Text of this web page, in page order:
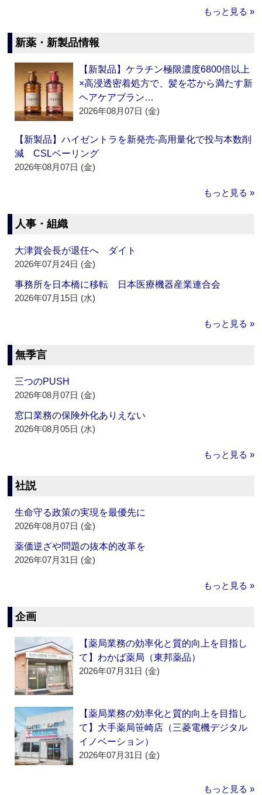
もっと見る »
新薬・新製品情報
【新製品】ケラチン極限濃度6800倍以上
×高浸透密着処方で、髪を芯から満たす新
ヘアケアブラン…
2026年08月07日 (金)
【新製品】ハイゼントラを新発売‐高用量化で投与本数削
減 CSLベーリング
2026年08月07日 (金)
もっと見る »
人事・組織
大津賀会長が退任へ ダイト
2026年07月24日 (金)
事務所を日本橋に移転 日本医療機器産業連合会
2026年07月15日 (水)
もっと見る »
無季言
三つのPUSH
2026年08月07日 (金)
窓口業務の保険外化ありえない
2026年08月05日 (水)
もっと見る »
社説
生命守る政策の実現を最優先に
2026年08月07日 (金)
薬価逆ざや問題の抜本的改革を
2026年07月31日 (金)
もっと見る »
企画
【薬局業務の効率化と質的向上を目指し
て】わかば薬局（東邦薬品）
2026年07月31日 (金)
【薬局業務の効率化と質的向上を目指し
て】大手薬局笹崎店（三菱電機デジタル
イノベーション）
2026年07月31日 (金)
もっと見る »